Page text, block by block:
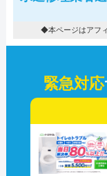
◆本ページはアフ
緊急対応